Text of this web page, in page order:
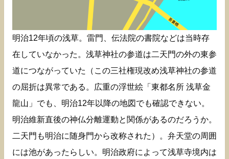
明治12年頃の浅草。雷門、伝法院の書院などは当時存
在していなかった。浅草神社の参道は二天門の外の東参
道につながっていた（この三社権現改め浅草神社の参道
の屈折は異常である。広重の浮世絵「東都名所 浅草金
龍山」でも、明治12年以降の地図でも確認できない。
明治維新直後の神仏分離運動と関係があるのだろうか。
二天門も明治に随身門から改称された）。弁天堂の周囲
には池があったらしい。明治政府によって浅草寺境内は